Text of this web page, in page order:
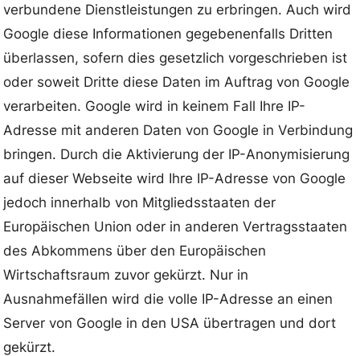
verbundene Dienstleistungen zu erbringen. Auch wird
Google diese Informationen gegebenenfalls Dritten
überlassen, sofern dies gesetzlich vorgeschrieben ist
oder soweit Dritte diese Daten im Auftrag von Google
verarbeiten. Google wird in keinem Fall Ihre IP-
Adresse mit anderen Daten von Google in Verbindung
bringen. Durch die Aktivierung der IP-Anonymisierung
auf dieser Webseite wird Ihre IP-Adresse von Google
jedoch innerhalb von Mitgliedsstaaten der
Europäischen Union oder in anderen Vertragsstaaten
des Abkommens über den Europäischen
Wirtschaftsraum zuvor gekürzt. Nur in
Ausnahmefällen wird die volle IP-Adresse an einen
Server von Google in den USA übertragen und dort
gekürzt.